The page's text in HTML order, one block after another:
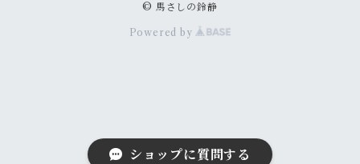
ショップに質問する
© 馬さしの鈴静
Powered by